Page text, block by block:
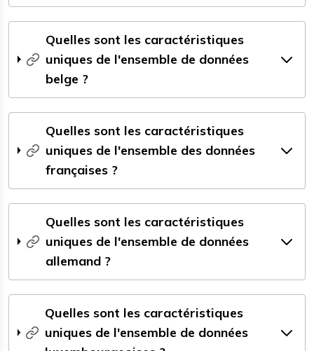
Quelles sont les caractéristiques
uniques de l'ensemble de données
belge ?
Quelles sont les caractéristiques
uniques de l'ensemble des données
françaises ?
Quelles sont les caractéristiques
uniques de l'ensemble de données
allemand ?
Quelles sont les caractéristiques
uniques de l'ensemble de données